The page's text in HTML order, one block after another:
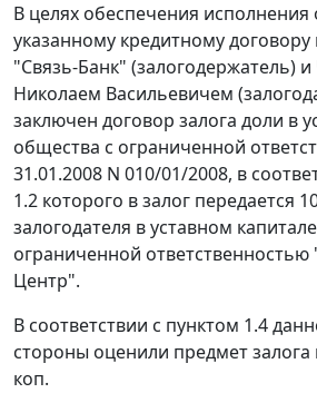
В целях обеспечения исполнения
указанному кредитному
"Связь-Банк" (залогодержатель)
Николаем Васильевичем
заключен договор залога доли в
общества с ограниченной
31.01.2008 N 010/01/2008, в
1.2 которого в залог передается
залогодателя в уставном
ограниченной
Центр".
В соответствии с пунктом 1.4
стороны оценили предмет залога
коп.